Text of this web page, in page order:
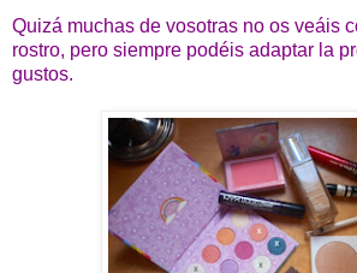
Quizá muchas de vosotras no os veáis
rostro, pero siempre podéis adaptar la
gustos.